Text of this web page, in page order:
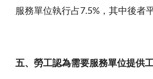
服務單位執行占7.5%，其中後者
五、勞工認為需要服務單位提供